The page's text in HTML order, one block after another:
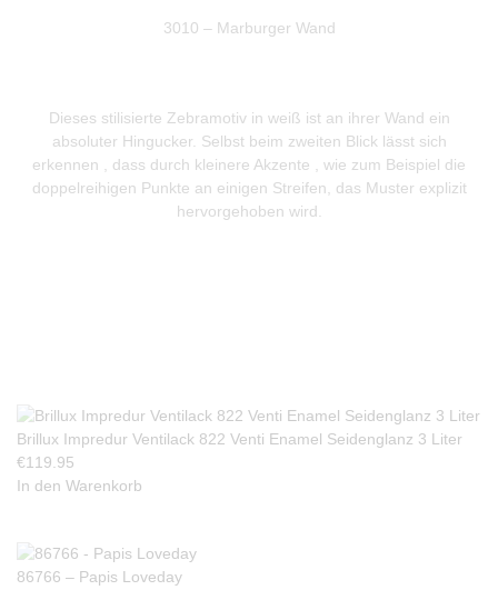
3010 – Marburger Wand
Dieses stilisierte Zebramotiv in weiß ist an ihrer Wand ein
absoluter Hingucker. Selbst beim zweiten Blick lässt sich
erkennen , dass durch kleinere Akzente , wie zum Beispiel die
doppelreihigen Punkte an einigen Streifen, das Muster explizit
hervorgehoben wird.
Brillux Impredur Ventilack 822 Venti Enamel Seidenglanz 3 Liter
€119.95
In den Warenkorb
86766 – Papis Loveday